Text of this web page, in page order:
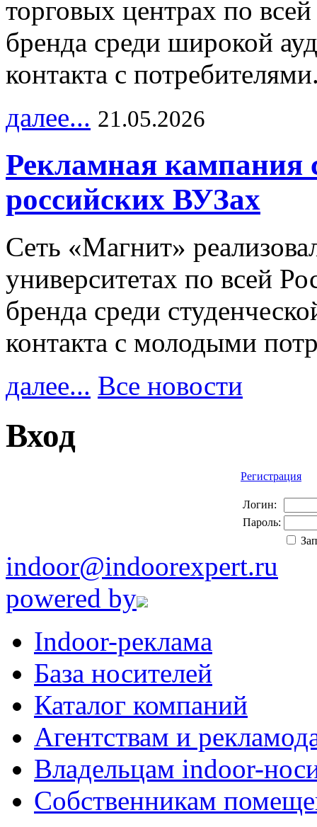
торговых центрах по
бренда среди широкой
контакта с
далее... 21.05.2026
Рекламная кампания
российских ВУЗах
Сеть «Магнит»
университетах по всей
бренда среди
контакта с молодыми
далее... Все новости
Вход
Регистрация
Логин:
Пароль:
indoor@indoorexpert.ru
powered by
Indoor-реклама
База носителей
Каталог компаний
Агентствам и
Владельцам indoor-
Собственникам